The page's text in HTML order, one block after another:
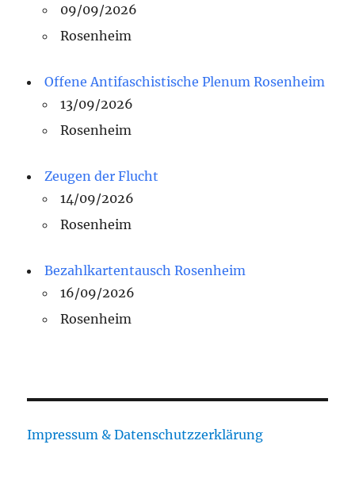
09/09/2026
Rosenheim
Offene Antifaschistische Plenum Rosenheim
13/09/2026
Rosenheim
Zeugen der Flucht
14/09/2026
Rosenheim
Bezahlkartentausch Rosenheim
16/09/2026
Rosenheim
Impressum & Datenschutzzerklärung